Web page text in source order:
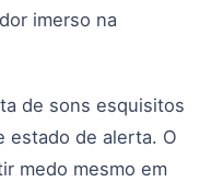
imerso na
de sons esquisitos
estado de alerta. O
medo mesmo em